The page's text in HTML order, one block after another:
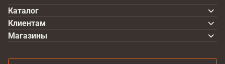
Каталог
Клиентам
Магазины